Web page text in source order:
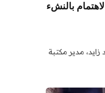
بالنشء
زايد، مدير مكتبة